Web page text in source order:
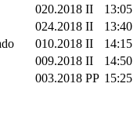
020.2018 II
13:05
024.2018 II
13:40
010.2018 II
14:15
009.2018 II
14:50
003.2018 PP 15:25